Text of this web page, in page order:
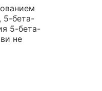
5-бета-
5-бета-
не